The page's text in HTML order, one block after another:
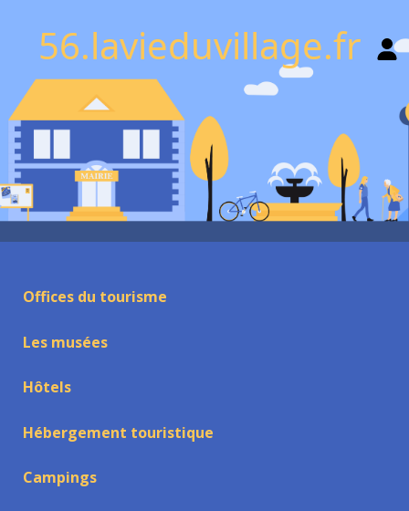
56.lavieduvillage.fr
Offices du tourisme
Les musées
Hôtels
Hébergement touristique
Campings